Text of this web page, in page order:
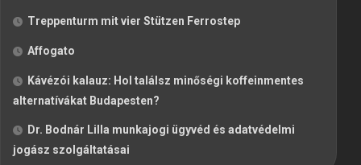
Treppenturm mit vier Stützen Ferrostep
Affogato
Kávézói kalauz: Hol találsz minőségi koffeinmentes
alternatívákat Budapesten?
Dr. Bodnár Lilla munkajogi ügyvéd és adatvédelmi
jogász szolgáltatásai